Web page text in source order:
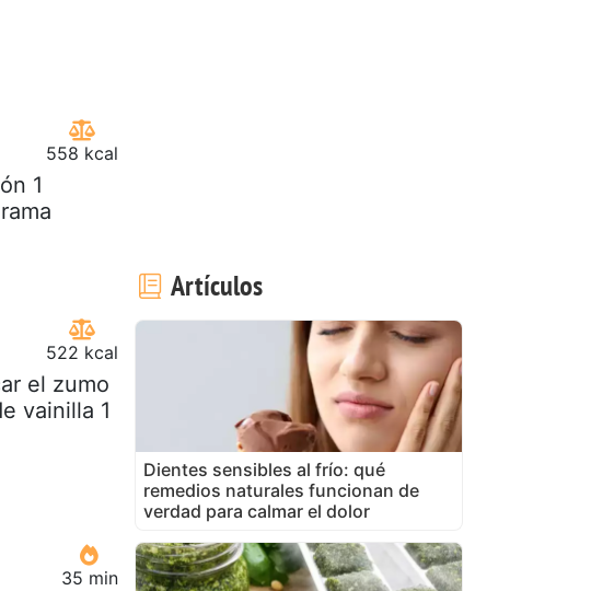
558 kcal
1
522 kcal
el zumo
vainilla 1
35 min
Artículos
Dientes sensibles al frío: qué
remedios naturales funcionan de
verdad para calmar el dolor